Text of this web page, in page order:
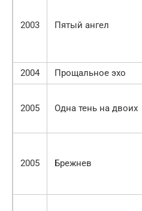
2003 Пятый ангел
2004 Прощальное эхо
2005 Одна тень на двоих
2005 Брежнев